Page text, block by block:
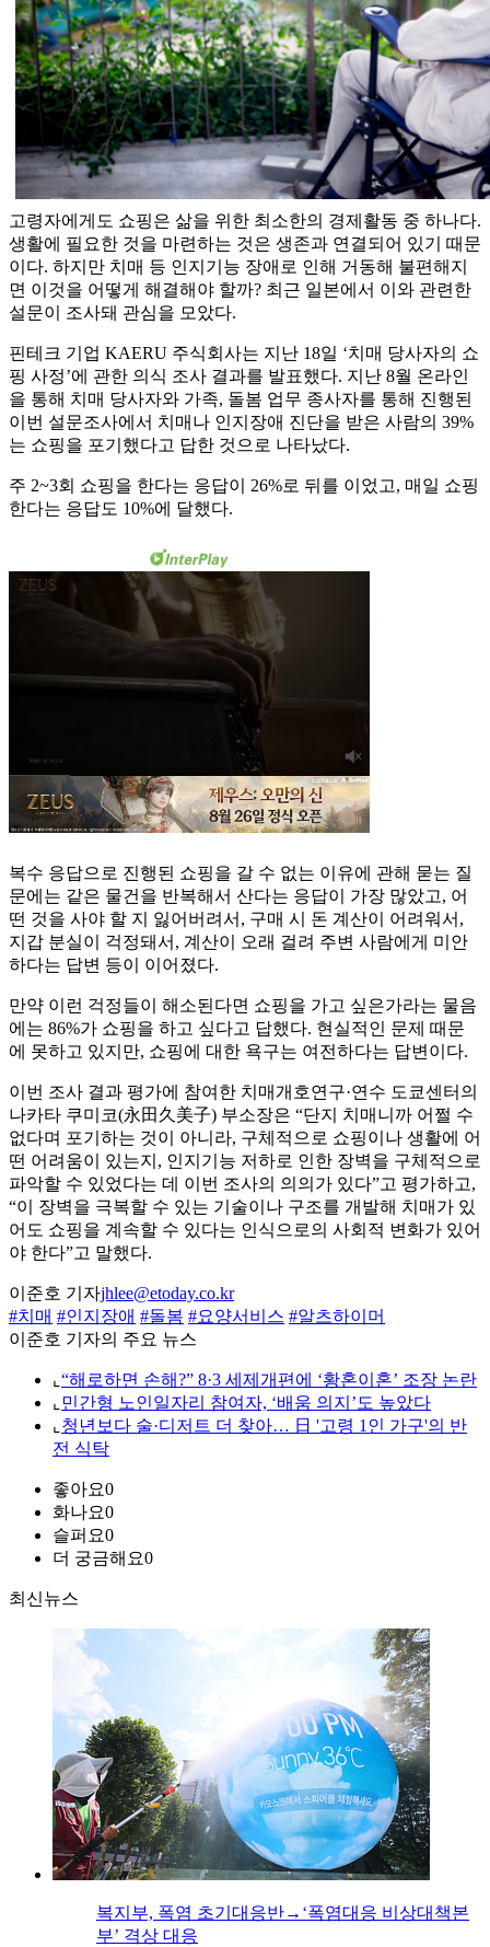
고령자에게도 쇼핑은 삶을 위한 최소한의 경제활동 중 하나다.
생활에 필요한 것을 마련하는 것은 생존과 연결되어 있기 때문
이다. 하지만 치매 등 인지기능 장애로 인해 거동해 불편해지
면 이것을 어떻게 해결해야 할까? 최근 일본에서 이와 관련한
설문이 조사돼 관심을 모았다.
핀테크 기업 KAERU 주식회사는 지난 18일 ‘치매 당사자의 쇼
핑 사정’에 관한 의식 조사 결과를 발표했다. 지난 8월 온라인
을 통해 치매 당사자와 가족, 돌봄 업무 종사자를 통해 진행된
이번 설문조사에서 치매나 인지장애 진단을 받은 사람의 39%
는 쇼핑을 포기했다고 답한 것으로 나타났다.
주 2~3회 쇼핑을 한다는 응답이 26%로 뒤를 이었고, 매일 쇼핑
한다는 응답도 10%에 달했다.
복수 응답으로 진행된 쇼핑을 갈 수 없는 이유에 관해 묻는 질
문에는 같은 물건을 반복해서 산다는 응답이 가장 많았고, 어
떤 것을 사야 할 지 잃어버려서, 구매 시 돈 계산이 어려워서,
지갑 분실이 걱정돼서, 계산이 오래 걸려 주변 사람에게 미안
하다는 답변 등이 이어졌다.
만약 이런 걱정들이 해소된다면 쇼핑을 가고 싶은가라는 물음
에는 86%가 쇼핑을 하고 싶다고 답했다. 현실적인 문제 때문
에 못하고 있지만, 쇼핑에 대한 욕구는 여전하다는 답변이다.
이번 조사 결과 평가에 참여한 치매개호연구·연수 도쿄센터의
나카타 쿠미코(永田久美子) 부소장은 “단지 치매니까 어쩔 수
없다며 포기하는 것이 아니라, 구체적으로 쇼핑이나 생활에 어
떤 어려움이 있는지, 인지기능 저하로 인한 장벽을 구체적으로
파악할 수 있었다는 데 이번 조사의 의의가 있다”고 평가하고,
“이 장벽을 극복할 수 있는 기술이나 구조를 개발해 치매가 있
어도 쇼핑을 계속할 수 있다는 인식으로의 사회적 변화가 있어
야 한다”고 말했다.
이준호 기자jhlee@etoday.co.kr
#치매 #인지장애 #돌봄 #요양서비스 #알츠하이머
이준호 기자의 주요 뉴스
⌞ “해로하면 손해?” 8·3 세제개편에 ‘황혼이혼’ 조장 논란
⌞ 민간형 노인일자리 참여자, ‘배움 의지’도 높았다
⌞ 청년보다 술·디저트 더 찾아… 日 '고령 1인 가구'의 반
전 식탁
좋아요0
화나요0
슬퍼요0
더 궁금해요0
최신뉴스
복지부, 폭염 초기대응반→‘폭염대응 비상대책본
부’ 격상 대응